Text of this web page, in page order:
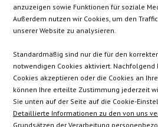
CZ ES
SK
anzuzeigen sowie Funktionen für soziale
Außerdem nutzen wir Cookies, um den
unserer Website zu analysieren.
Standardmäßig sind nur die für den
notwendigen Cookies aktiviert. Nachfolgend
Cookies akzeptieren oder die Cookies an
können Ihre erteilte Zustimmung jederzeit
Sie unten auf der Seite auf die Cookie-
Detaillierte Informationen zu den von uns
Grundsätzen der Verarbeitung